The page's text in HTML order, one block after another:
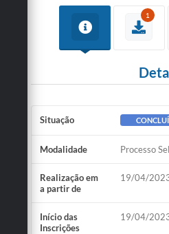
1
Situação
Modalidade Processo
Realização em
a partir de
19/04/
Início das
Inscrições
19/04/